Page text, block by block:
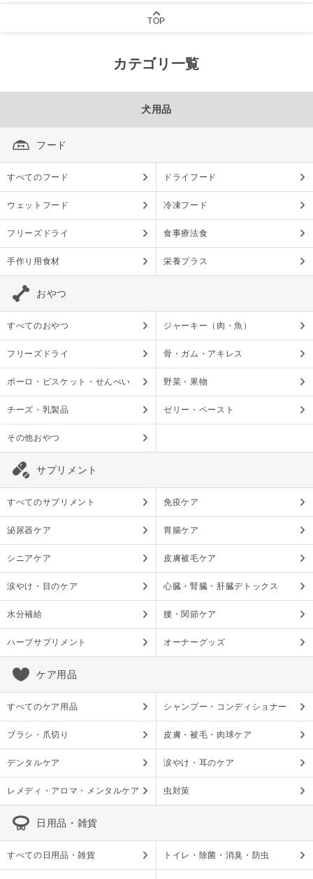
TOP
カテゴリ一覧
犬用品
フード
すべてのフード ドライフード
ウェットフード 冷凍フード
フリーズドライ 食事療法食
手作り用食材 栄養プラス
おやつ
すべてのおやつ ジャーキー（肉・魚）
フリーズドライ 骨・ガム・アキレス
ボーロ・ビスケット・せんべい 野菜・果物
チーズ・乳製品 ゼリー・ペースト
その他おやつ
サプリメント
すべてのサプリメント 免疫ケア
泌尿器ケア 胃腸ケア
シニアケア 皮膚被毛ケア
涙やけ・目のケア 心臓・腎臓・肝臓デトックス
水分補給 腰・関節ケア
ハーブサプリメント オーナーグッズ
ケア用品
すべてのケア用品 シャンプー・コンディショナー
ブラシ・爪切り 皮膚・被毛・肉球ケア
デンタルケア 涙やけ・耳のケア
レメディ・アロマ・メンタルケア 虫対策
日用品・雑貨
すべての日用品・雑貨 トイレ・除菌・消臭・防虫